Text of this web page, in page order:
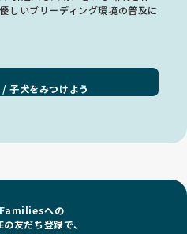
しいブリーディング環境の普及に
子犬をみつけよう
への
友だち登録で、